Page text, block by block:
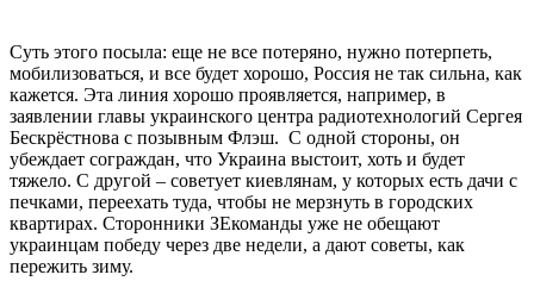
Суть этого посыла: еще не все потеряно, нужно потерпеть,
мобилизоваться, и все будет хорошо, Россия не так сильна, как
кажется. Эта линия хорошо проявляется, например, в
заявлении главы украинского центра радиотехнологий Сергея
Бескрёстнова с позывным Флэш. С одной стороны, он
убеждает сограждан, что Украина выстоит, хоть и будет
тяжело. С другой – советует киевлянам, у которых есть дачи с
печками, переехать туда, чтобы не мерзнуть в городских
квартирах. Сторонники ЗЕкоманды уже не обещают
украинцам победу через две недели, а дают советы, как
пережить зиму.